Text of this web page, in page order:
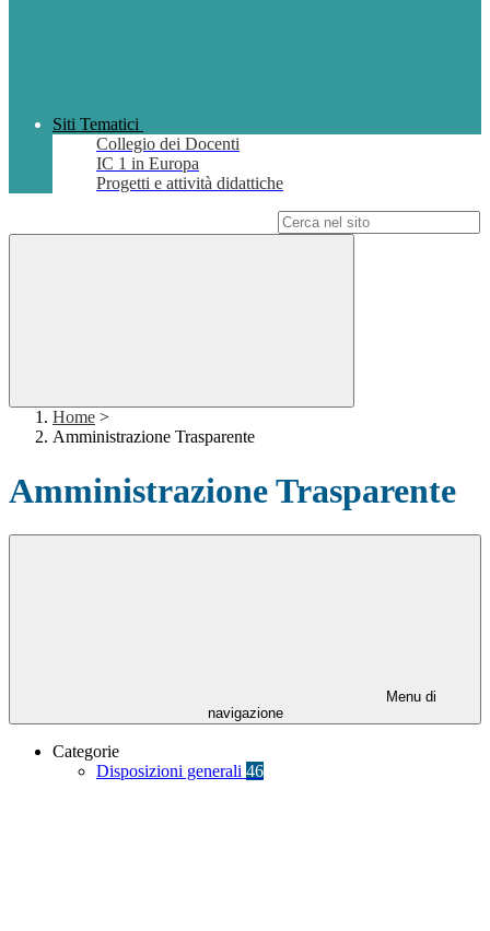
Siti Tematici
Collegio dei Docenti
IC 1 in Europa
Progetti e attività didattiche
Home >
Amministrazione Trasparente
Amministrazione Trasparente
Menu di
navigazione
Categorie
Disposizioni generali 46